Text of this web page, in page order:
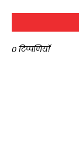
0 टिप्पणियाँ